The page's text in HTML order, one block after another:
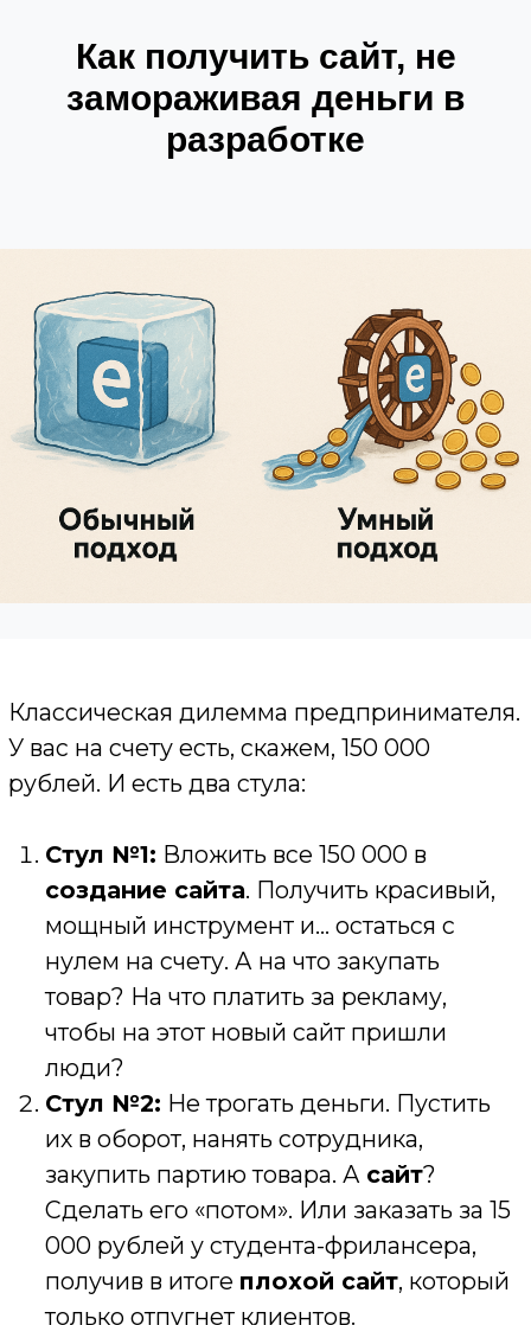
Как получить сайт, не
замораживая деньги в
разработке
Классическая дилемма предпринимателя.
У вас на счету есть, скажем, 150 000
рублей. И есть два стула:
товар? На что платить за рекламу,
люди?
Стул №2:Не трогать деньги. Пустить
Сделать его «потом». Или заказать за 15
000 рублей у студента-фрилансера,
получив в итоге
только отпугнет клиентов.
Это мучительный выбор. Вы как будто
должны пожертвовать либо будущим
(сайт), либо настоящим (оборотные
средства). Вы замораживаете свои деньги
в цифровом активе, который еще
неизвестно когда окупится, и рискуете
жизнеспособностью бизнеса прямо
сейчас.
дилемма? Что есть третий путь, который
позволяет и получить качественныйсайт
, и сохранить ваши деньги в
обороте, где они работают и приносят